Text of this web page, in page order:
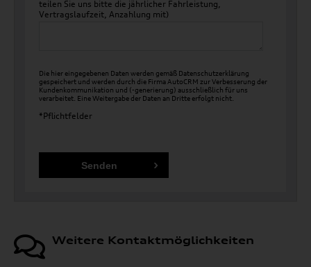
teilen Sie uns bitte die jährlicher Fahrleistung,
Vertragslaufzeit, Anzahlung mit)
Die hier eingegebenen Daten werden gemäß Datenschutzerklärung
gespeichert und werden durch die Firma AutoCRM zur Verbesserung der
Kundenkommunikation und (-generierung) ausschließlich für uns
verarbeitet. Eine Weitergabe der Daten an Dritte erfolgt nicht.
*Pflichtfelder
Weitere Kontaktmöglichkeiten